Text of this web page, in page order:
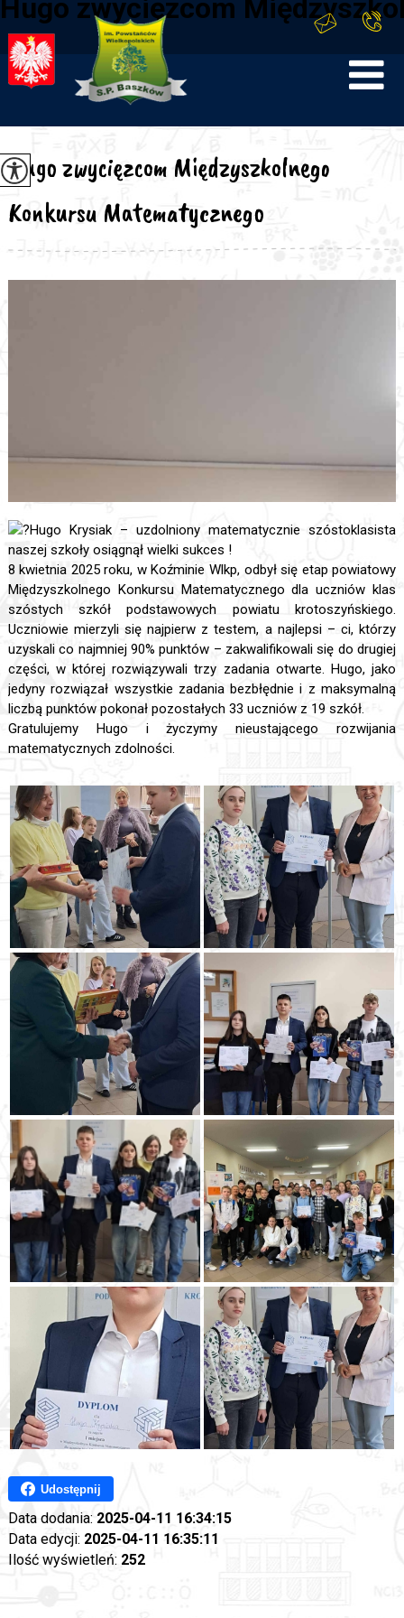
Hugo zwycięzcom
Hugo zwycięzcom Międzyszkolnego
Konkursu Matematycznego
Hugo Krysiak – uzdolniony matematycznie szóstoklasista
naszej szkoły osiągnął wielki sukces !
8 kwietnia 2025 roku, w Koźminie Wlkp, odbył się etap powiatowy
Międzyszkolnego Konkursu Matematycznego dla uczniów klas
szóstych szkół podstawowych powiatu krotoszyńskiego.
Uczniowie mierzyli się najpierw z testem, a najlepsi – ci, którzy
uzyskali co najmniej 90% punktów – zakwalifikowali się do drugiej
części, w której rozwiązywali trzy zadania otwarte. Hugo, jako
jedyny rozwiązał wszystkie zadania bezbłędnie i z maksymalną
liczbą punktów pokonał pozostałych 33 uczniów z 19 szkół.
Gratulujemy Hugo i życzymy nieustającego rozwijania
matematycznych zdolności.
Udostępnij
Data dodania: 2025-04-11 16:34:15
Data edycji: 2025-04-11 16:35:11
Ilość wyświetleń: 252